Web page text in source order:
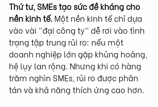
Thứ tư, SMEs tạo sức đề kháng cho
nền kinh tế. Một nền kinh tế chỉ dựa
vào vài "đại công ty" dễ rơi vào tình
trạng tập trung rủi ro: nếu một
doanh nghiệp lớn gặp khủng hoảng,
hệ lụy lan rộng. Nhưng khi có hàng
trăm nghìn SMEs, rủi ro được phân
tán và khả năng thích ứng cao hơn.